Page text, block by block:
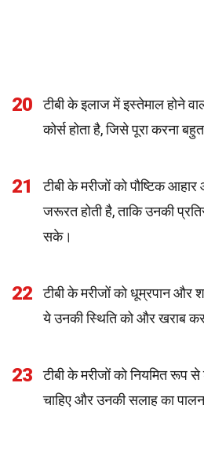
20
टीबी के इलाज में इस्तेमाल होने
कोर्स होता है, जिसे पूरा करना
21
टीबी के मरीजों को पौष्टिक
जरूरत होती है, ताकि उनकी
सके।
22
टीबी के मरीजों को धूम्रपान और
ये उनकी स्थिति को और खराब
23
टीबी के मरीजों को नियमित रूप
चाहिए और उनकी सलाह का